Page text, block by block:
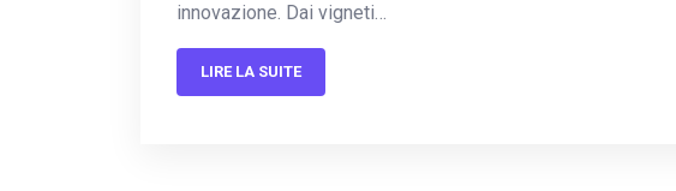
innovazione. Dai vigneti…
LIRE LA SUITE